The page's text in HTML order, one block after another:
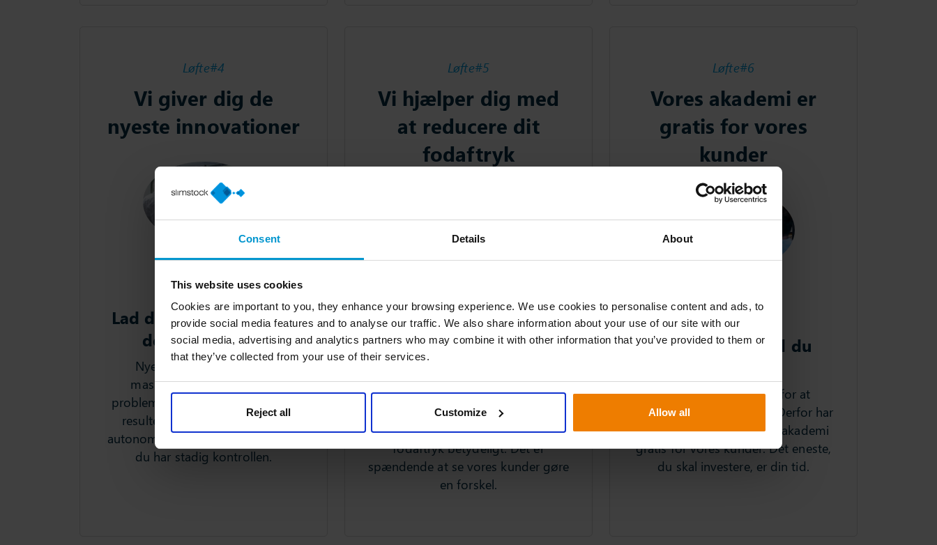
Consent Details About
This website uses cookies
Cookies are important to you, they enhance your browsing experience. We use cookies to personalise content and ads, to
provide social media features and to analyse our traffic. We also share information about your use of our site with our
social media, advertising and analytics partners who may combine it with other information that you’ve provided to them or
that they’ve collected from your use of their services.
Reject all Customize Allow all
Løfte#4
Vi giver dig de
nyeste innovationer
Lad dig ikke nøjes med
det næstbedste
Nye indsigter som AI og
maskinlæring er integreret
problemfrit i vores løsning. Dette
resulterer i superhurtig, semi-
autonom beslutningstagning. Men
du har stadig kontrollen.
Løfte#5
Vi hjælper dig med
at reducere dit
fodaftryk
Vi hjælper dig med at
reducere dit fodaftryk
Ved at optimere forsyningskæderne
hjælper vi dig med at reducere
affaldet og dermed dit CO2-
fodaftryk betydeligt. Det er
spændende at se vores kunder gøre
en forskel.
Løfte#6
Vores akademi er
gratis for vores
kunder
For at vinde skal du
Træning er afgørende for at
forbedre præstationerne. Derfor har
vi besluttet at åbne vores akademi
gratis for vores kunder. Det eneste,
du skal investere, er din tid.